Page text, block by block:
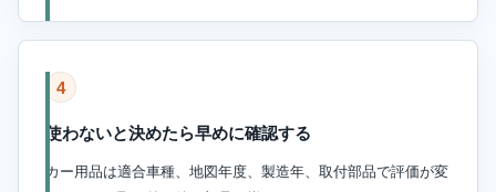
4
使わないと決めたら早めに確認する
カー用品は適合車種、地図年度、製造年、取付部品で評価が変